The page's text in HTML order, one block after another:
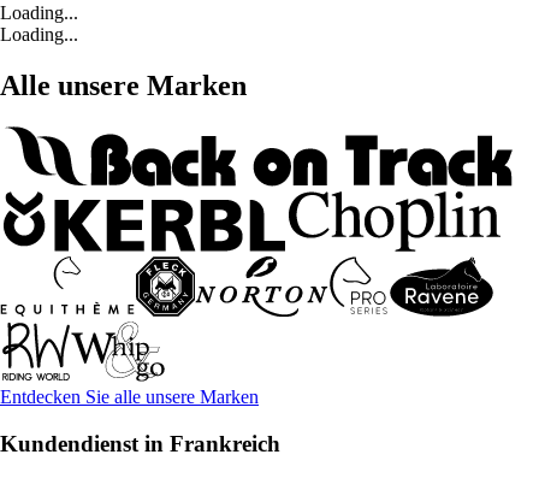
Loading...
Loading...
Alle unsere Marken
Entdecken Sie alle unsere Marken
Kundendienst in Frankreich